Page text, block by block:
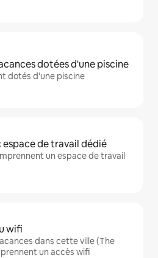
dotées d'une piscine
dotés d'une piscine
espace de travail dédié
un espace de travail
wifi
dans cette ville (The
un accès wifi